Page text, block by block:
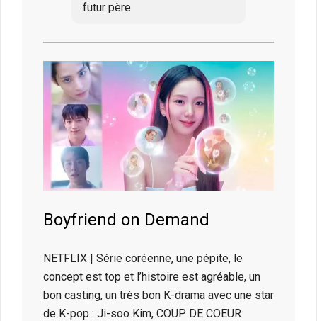
futur père
Boyfriend on Demand
NETFLIX | Série coréenne, une pépite, le
concept est top et l’histoire est agréable, un
bon casting, un très bon K-drama avec une star
de K-pop : Ji-soo Kim, COUP DE COEUR